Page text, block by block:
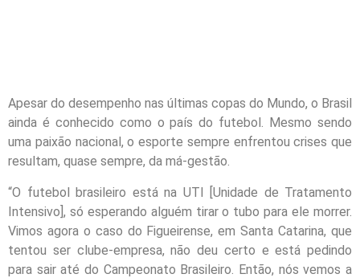
Apesar do desempenho nas últimas copas do Mundo, o Brasil
ainda é conhecido como o país do futebol. Mesmo sendo
uma paixão nacional, o esporte sempre enfrentou crises que
resultam, quase sempre, da má-gestão.
“O futebol brasileiro está na UTI [Unidade de Tratamento
Intensivo], só esperando alguém tirar o tubo para ele morrer.
Vimos agora o caso do Figueirense, em Santa Catarina, que
tentou ser clube-empresa, não deu certo e está pedindo
para sair até do Campeonato Brasileiro. Então, nós vemos a